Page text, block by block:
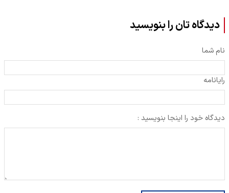
دیدگاه تان را بنویسید
نام شما
رایانامه
دیدگاه خود را اینجا بنویسید :